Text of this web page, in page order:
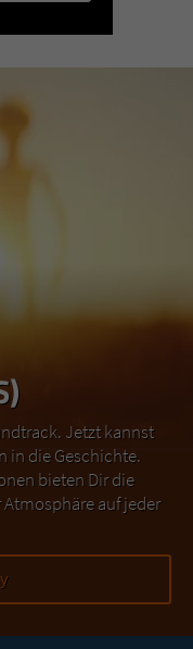
Jetzt kannst
in die Geschichte.
bieten Dir die
auf jeder